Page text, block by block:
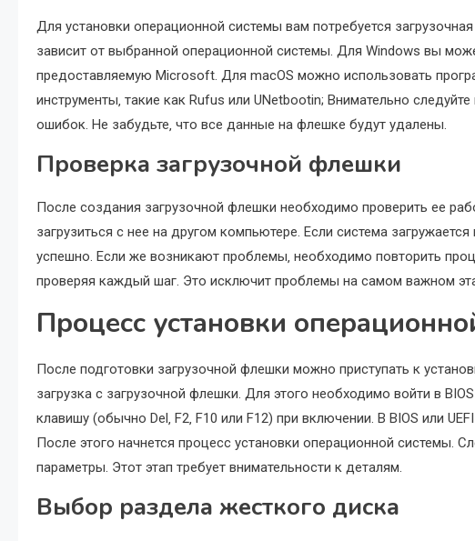
Для установки операционной системы вам потребуется
зависит от выбранной операционной системы. Для Windows вы
предоставляемую Microsoft. Для macOS можно использовать
инструменты‚ такие как Rufus или UNetbootin; Внимательно
ошибок. Не забудьте‚ что все данные на флешке будут удалены.
Проверка загрузочной флешки
После создания загрузочной флешки необходимо проверить ее
загрузиться с нее на другом компьютере. Если система
успешно. Если же возникают проблемы‚ необходимо повторить
проверяя каждый шаг. Это исключит проблемы на самом важном
Процесс установки
После подготовки загрузочной флешки можно приступать к
загрузка с загрузочной флешки. Для этого необходимо войти в
клавишу (обычно Del‚ F2‚ F10 или F12) при включении. В BIOS или
После этого начнется процесс установки операционной системы.
параметры. Этот этап требует внимательности к деталям.
Выбор раздела жесткого диска